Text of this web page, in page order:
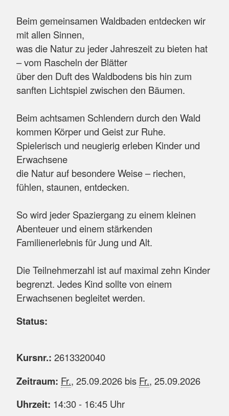
Beim gemeinsamen Waldbaden entdecken wir
mit allen Sinnen,
was die Natur zu jeder Jahreszeit zu bieten hat
– vom Rascheln der Blätter
über den Duft des Waldbodens bis hin zum
sanften Lichtspiel zwischen den Bäumen.
Beim achtsamen Schlendern durch den Wald
kommen Körper und Geist zur Ruhe.
Spielerisch und neugierig erleben Kinder und
Erwachsene
die Natur auf besondere Weise – riechen,
fühlen, staunen, entdecken.
So wird jeder Spaziergang zu einem kleinen
Abenteuer und einem stärkenden
Familienerlebnis für Jung und Alt.
Die Teilnehmerzahl ist auf maximal zehn Kinder
begrenzt. Jedes Kind sollte von einem
Erwachsenen begleitet werden.
Status:
Kursnr.: 2613320040
Zeitraum: Fr., 25.09.2026 bis Fr., 25.09.2026
Uhrzeit: 14:30 - 16:45 Uhr